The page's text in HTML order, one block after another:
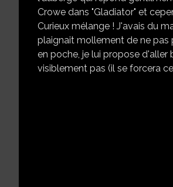
Crowe dans "Gladiator" et
Curieux mélange ! J'avais du
plaignait mollement de ne
en poche, je lui propose d'aller
visiblement pas (il se forcera